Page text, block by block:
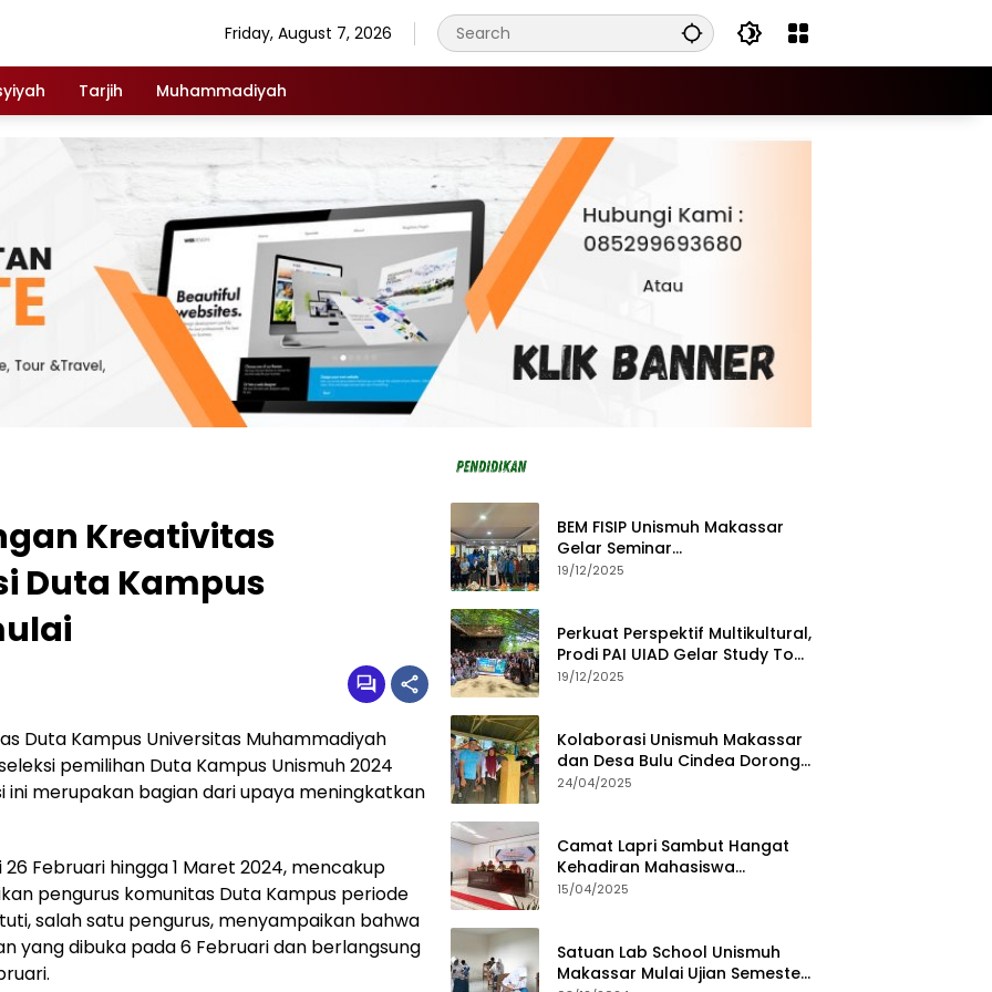
Friday, August 7, 2026
Tarjih Muhammadiyah
Kreativitas
Duta Kampus
Duta Kampus Universitas Muhammadiyah
pemilihan Duta Kampus Unismuh 2024
ini merupakan bagian dari upaya meningkatkan
Februari hingga 1 Maret 2024, mencakup
pengurus komunitas Duta Kampus periode
salah satu pengurus, menyampaikan bahwa
yang dibuka pada 6 Februari dan berlangsung
BEM FISIP Unismuh Makassar
Gelar Seminar
Keperempuanan, Bahas
19/12/2025
Perkuat Perspektif Multikultural,
Prodi PAI UIAD Gelar Study Tour
ke Kajang
19/12/2025
Kolaborasi Unismuh Makassar
dan Desa Bulu Cindea Dorong
Sentra Garam Industri
24/04/2025
Camat Lapri Sambut Hangat
Kehadiran Mahasiswa
PoltekMu
15/04/2025
Satuan Lab School Unismuh
Makassar Mulai Ujian Semester,